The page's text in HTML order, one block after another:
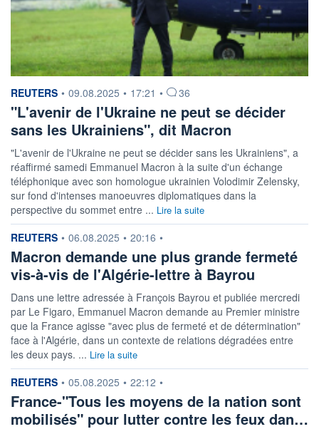
information fournie par
REUTERS • 09.08.2025 • 17:21 • 36
"L'avenir de l'Ukraine ne peut se décider
sans les Ukrainiens", dit Macron
"L'avenir de l'Ukraine ne peut se décider sans les Ukrainiens", a
réaffirmé samedi Emmanuel Macron à la suite d'un échange
téléphonique avec son homologue ukrainien Volodimir Zelensky,
sur fond d'intenses manoeuvres diplomatiques dans la
perspective du sommet entre ... Lire la suite
information fournie par
REUTERS • 06.08.2025 • 20:16 •
Macron demande une plus grande fermeté
vis-à-vis de l'Algérie-lettre à Bayrou
Dans une lettre adressée à François Bayrou et publiée mercredi
par Le Figaro, Emmanuel Macron demande au Premier ministre
que la France agisse "avec plus de fermeté et de détermination"
face à l'Algérie, dans un contexte de relations dégradées entre
les deux pays. ... Lire la suite
information fournie par
REUTERS • 05.08.2025 • 22:12 •
France-"Tous les moyens de la nation sont
mobilisés" pour lutter contre les feux dan…